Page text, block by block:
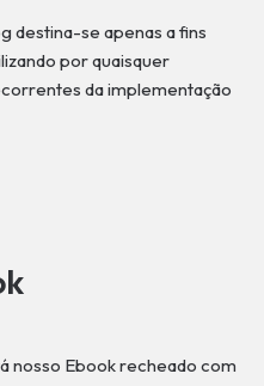
destina-se apenas a fins
por quaisquer
da implementação
nosso Ebook recheado com